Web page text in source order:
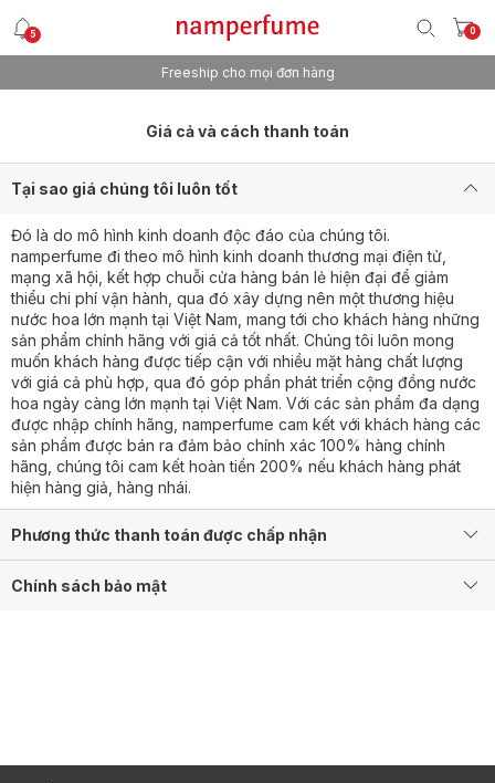
5 0
Freeship cho mọi đơn hàng
Thương hiệu nước hoa uy tín từ 2013
Giá cả và cách thanh toán
Tại sao giá chúng tôi luôn tốt
Đó là do mô hình kinh doanh độc đáo của chúng tôi.
namperfume đi theo mô hình kinh doanh thương mại điện tử,
mạng xã hội, kết hợp chuỗi cửa hàng bán lẻ hiện đại để giảm
thiểu chi phí vận hành, qua đó xây dựng nên một thương hiệu
nước hoa lớn mạnh tại Việt Nam, mang tới cho khách hàng những
sản phẩm chính hãng với giá cả tốt nhất. Chúng tôi luôn mong
muốn khách hàng được tiếp cận với nhiều mặt hàng chất lượng
với giá cả phù hợp, qua đó góp phần phát triển cộng đồng nước
hoa ngày càng lớn mạnh tại Việt Nam. Với các sản phẩm đa dạng
được nhập chính hãng, namperfume cam kết với khách hàng các
sản phẩm được bán ra đảm bảo chính xác 100% hàng chính
hãng, chúng tôi cam kết hoàn tiền 200% nếu khách hàng phát
hiện hàng giả, hàng nhái.
Phương thức thanh toán được chấp nhận
Chính sách bảo mật